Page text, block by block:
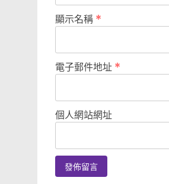
顯示名稱 *
電子郵件地址 *
個人網站網址